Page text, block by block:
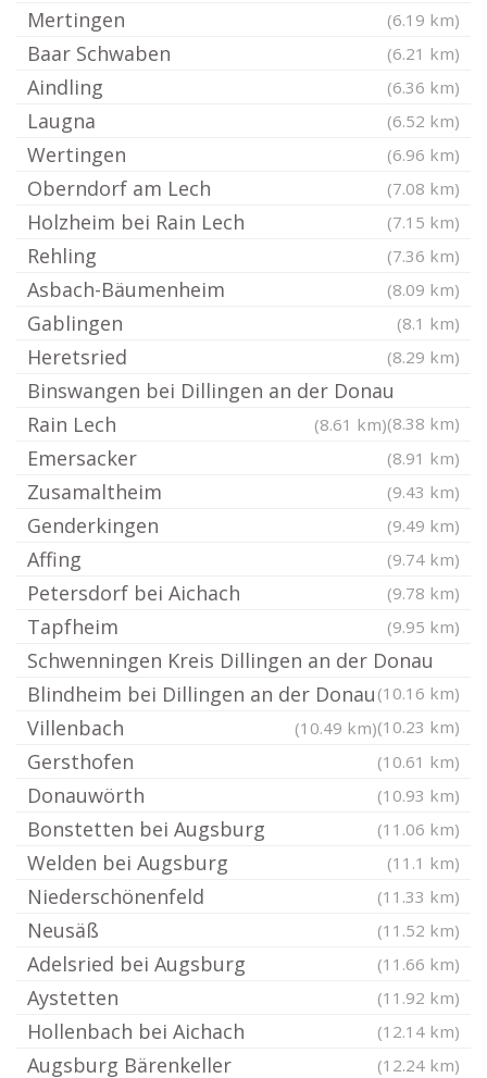
Mertingen (6.19 km)
Baar Schwaben (6.21 km)
Aindling (6.36 km)
Laugna (6.52 km)
Wertingen (6.96 km)
Oberndorf am Lech (7.08 km)
Holzheim bei Rain Lech (7.15 km)
Rehling (7.36 km)
Asbach-Bäumenheim (8.09 km)
Gablingen (8.1 km)
Heretsried (8.29 km)
Binswangen bei Dillingen an der Donau
(8.38 km)
Rain Lech (8.61 km)
Emersacker (8.91 km)
Zusamaltheim (9.43 km)
Genderkingen (9.49 km)
Affing (9.74 km)
Petersdorf bei Aichach (9.78 km)
Tapfheim (9.95 km)
Schwenningen Kreis Dillingen an der Donau
(10.16 km)
Blindheim bei Dillingen an der Donau
(10.23 km)
Villenbach (10.49 km)
Gersthofen (10.61 km)
Donauwörth (10.93 km)
Bonstetten bei Augsburg (11.06 km)
Welden bei Augsburg (11.1 km)
Niederschönenfeld (11.33 km)
Neusäß (11.52 km)
Adelsried bei Augsburg (11.66 km)
Aystetten (11.92 km)
Hollenbach bei Aichach (12.14 km)
Augsburg Bärenkeller (12.24 km)